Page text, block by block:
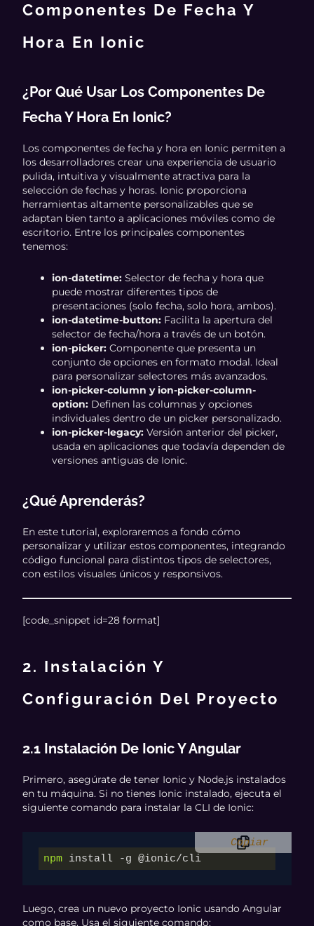
Componentes De Fecha Y
Hora En Ionic
¿Por Qué Usar Los Componentes De
Fecha Y Hora En Ionic?
Los componentes de fecha y hora en Ionic permiten a
los desarrolladores crear una experiencia de usuario
pulida, intuitiva y visualmente atractiva para la
selección de fechas y horas. Ionic proporciona
herramientas altamente personalizables que se
adaptan bien tanto a aplicaciones móviles como de
escritorio. Entre los principales componentes
tenemos:
ion-datetime: Selector de fecha y hora que
puede mostrar diferentes tipos de
presentaciones (solo fecha, solo hora, ambos).
ion-datetime-button: Facilita la apertura del
selector de fecha/hora a través de un botón.
ion-picker: Componente que presenta un
conjunto de opciones en formato modal. Ideal
para personalizar selectores más avanzados.
ion-picker-column y ion-picker-column-
option: Definen las columnas y opciones
individuales dentro de un picker personalizado.
ion-picker-legacy: Versión anterior del picker,
usada en aplicaciones que todavía dependen de
versiones antiguas de Ionic.
¿Qué Aprenderás?
En este tutorial, exploraremos a fondo cómo
personalizar y utilizar estos componentes, integrando
código funcional para distintos tipos de selectores,
con estilos visuales únicos y responsivos.
[code_snippet id=28 format]
2. Instalación Y
Configuración Del Proyecto
2.1 Instalación De Ionic Y Angular
Primero, asegúrate de tener Ionic y Node.js instalados
en tu máquina. Si no tienes Ionic instalado, ejecuta el
siguiente comando para instalar la CLI de Ionic:
Copiar
npm install -g @ionic/cli
Luego, crea un nuevo proyecto Ionic usando Angular
como base. Usa el siguiente comando: